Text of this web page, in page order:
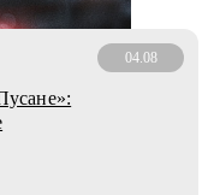
04.08